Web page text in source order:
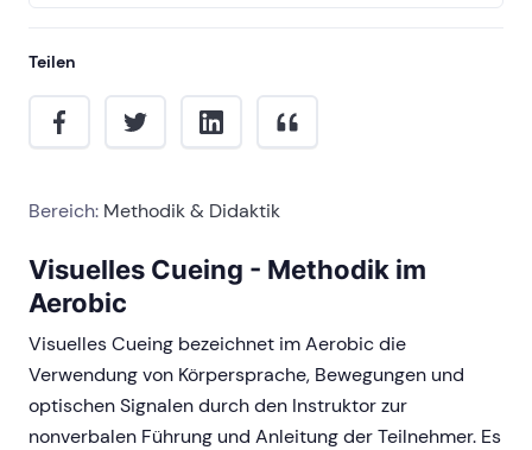
Teilen
Bereich: Methodik & Didaktik
Visuelles Cueing - Methodik im
Aerobic
Visuelles Cueing bezeichnet im Aerobic die
Verwendung von Körpersprache, Bewegungen und
optischen Signalen durch den Instruktor zur
nonverbalen Führung und Anleitung der Teilnehmer. Es